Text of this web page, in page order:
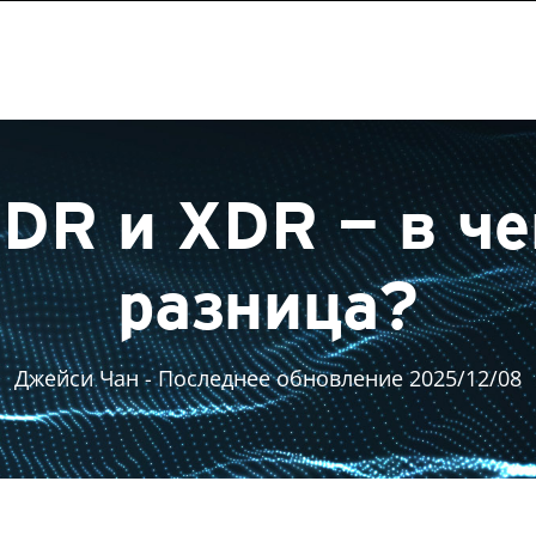
и XDR — в
разница?
Джейси Чан- Последнее обновление 2025/12/08